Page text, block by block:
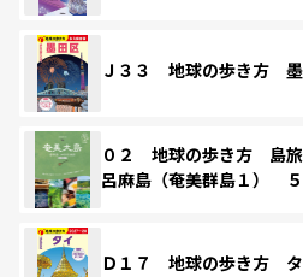
Ｊ３３ 地球の歩き方
０２ 地球の歩き方 島
呂麻島（奄美群島１）
Ｄ１７ 地球の歩き方